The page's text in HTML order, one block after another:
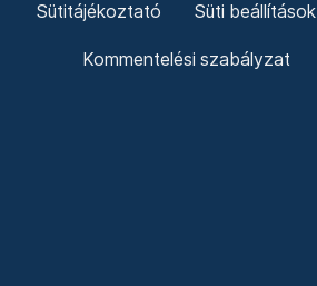
Sütitájékoztató Süti beállítások
Kommentelési szabályzat